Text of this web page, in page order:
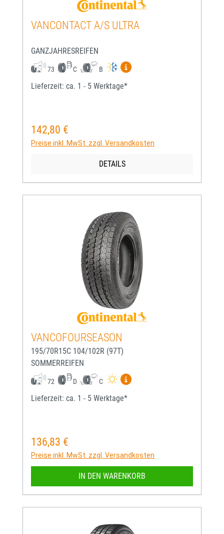
VANCONTACT A/S ULTRA
GANZJAHRESREIFEN
73 C B
Mehr Informationen zum
Lieferzeit: ca. 1 - 5 Werktage*
Regulärer Preis:
142,80 €
Preise inkl. MwSt. zzgl. Versandkosten
DETAILS
VANCOFOURSEASON
195/70R15C 104/102R (97T)
SOMMERREIFEN
72 D C
Mehr Informationen zum
Lieferzeit: ca. 1 - 5 Werktage*
Regulärer Preis:
136,83 €
Preise inkl. MwSt. zzgl. Versandkosten
IN DEN WARENKORB